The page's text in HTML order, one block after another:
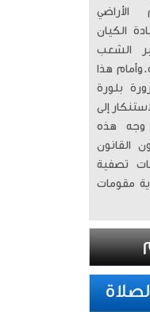
الكيان
الشعب
هذا
بلورة
إلى
هذه
القانون
تصفية
مقومات